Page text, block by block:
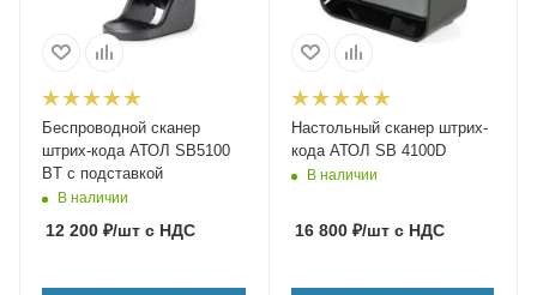
Беспроводной сканер
штрих-кода АТОЛ SB5100
BT c подставкой
В наличии
12 200 ₽/шт с НДС
Настольный сканер штрих-
кода АТОЛ SB 4100D
В наличии
16 800₽/штс НДС